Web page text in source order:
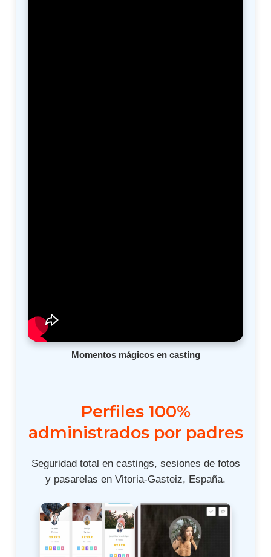
Momentos mágicos en casting
Perfiles 100%
administrados por padres
Seguridad total en castings, sesiones de fotos
y pasarelas en Vitoria-Gasteiz, España.